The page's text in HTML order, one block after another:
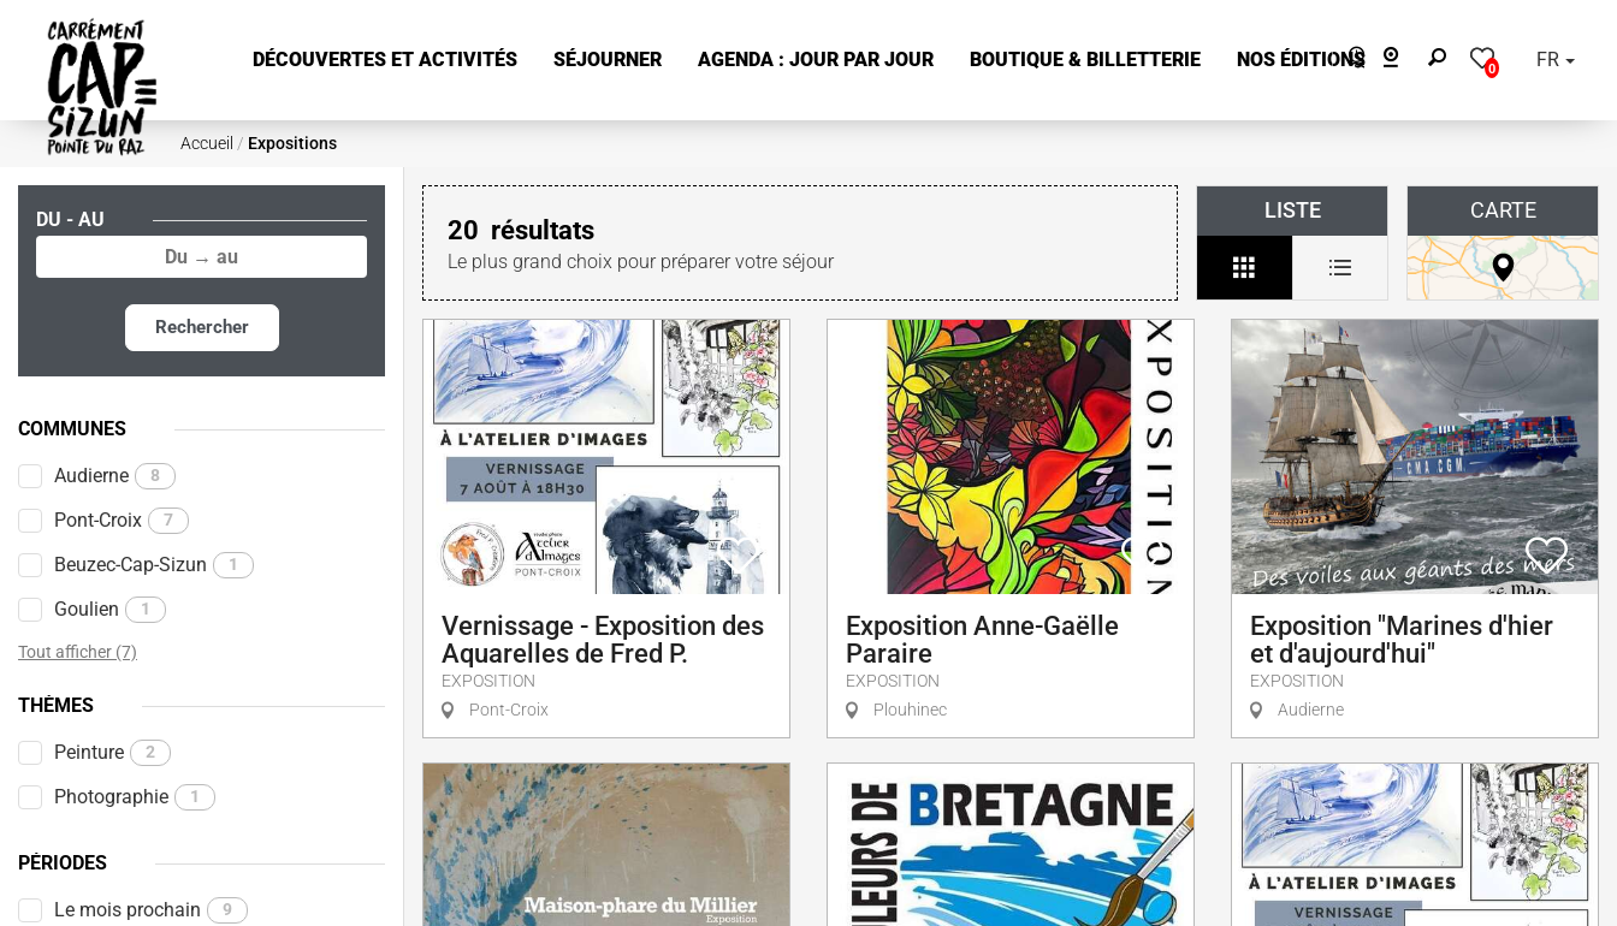
Aller au contenu principal
0 FR
DÉCOUVERTES ET ACTIVITÉS SÉJOURNER AGENDA : JOUR PAR JOUR BOUTIQUE & BILLETTERIE NOS ÉDITIONS
Accueil / Expositions
DU - AU
Rechercher
COMMUNES
Audierne 8
Pont-Croix 7
Beuzec-Cap-Sizun 1
Goulien 1
Tout afficher (7)
THÈMES
Peinture 2
Photographie 1
PÉRIODES
Le mois prochain 9
20 résultats
Le plus grand choix pour préparer votre séjour
LISTE CARTE
Vernissage - Exposition des
Aquarelles de Fred P.
EXPOSITION
Pont-Croix
Exposition Anne-Gaëlle
Paraire
EXPOSITION
Plouhinec
Exposition "Marines d'hier
et d'aujourd'hui"
EXPOSITION
Audierne